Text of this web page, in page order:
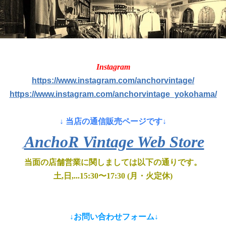
Instagram
https://www.instagram.com/anchorvintage/
https://www.instagram.com/anchorvintage_yokohama/
↓ 当店の通信販売ページです↓
AnchoR Vintage Web Store
当面の店舗営業に関しましては以下の通りです。
土,日,...15:30〜17:30 (月・火定休)
↓お問い合わせフォーム↓